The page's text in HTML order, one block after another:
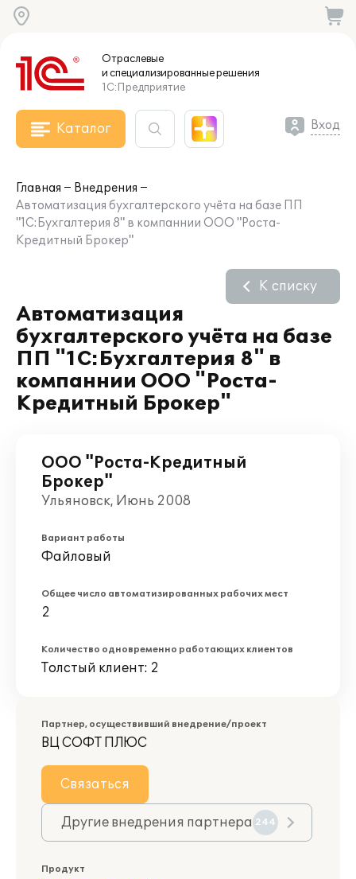
Отраслевые
и специализированныерешения
1С:Предприятие
Каталог Вход
Главная
Внедрения
Автоматизация бухгалтерского учёта на базе ПП
"1С:Бухгалтерия 8" в компаннии ООО "Роста-
Кредитный Брокер"
Автоматизация
бухгалтерского учёта на базе
ПП "1С:Бухгалтерия 8" в
компаннии ООО "Роста-
Кредитный Брокер"
К списку
ООО "Роста-Кредитный
Брокер"
Ульяновск, Июнь 2008
Вариант работы
Файловый
Общее число автоматизированных рабочих мест
2
Количество одновременно работающих клиентов
Толстый клиент: 2
Партнер, осуществивший внедрение/проект
ВЦ СОФТ ПЛЮС
Связаться
Другие внедрения партнера 244
Продукт